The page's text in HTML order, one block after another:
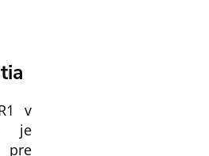
v
je
pre